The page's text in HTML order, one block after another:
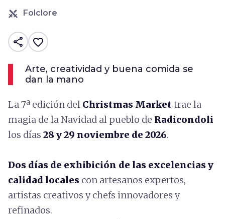
Folclore
share favorite_border
Arte, creatividad y buena comida se
dan la mano
La 7ª edición del Christmas Markettrae la
magia de la Navidad al pueblo de Radicondoli
los días 28 y 29 noviembre de 2026.
Dos días de exhibición de las excelencias y
calidad locales con artesanos expertos,
artistas creativos y chefs innovadores y
refinados.